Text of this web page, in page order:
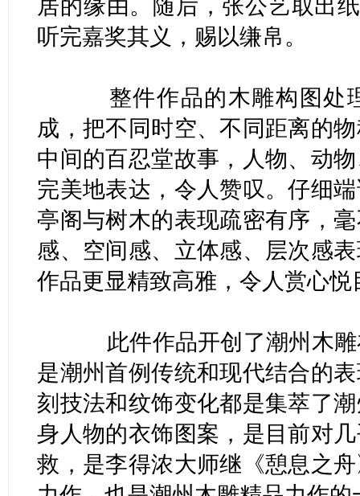
居的缘由。随后，张公艺取出
听完嘉奖其义，赐以缣帛。
整件作品的木雕构图处
成，把不同时空、不同距离的
中间的百忍堂故事，人物、动
完美地表达，令人赞叹。仔细
亭阁与树木的表现疏密有序，
感、空间感、立体感、层次感
作品更显精致高雅，令人赏心悦
此件作品开创了潮州木雕
是潮州首例传统和现代结合的
刻技法和纹饰变化都是集萃了
身人物的衣饰图案，是目前对
救，是李得浓大师继《憩息之